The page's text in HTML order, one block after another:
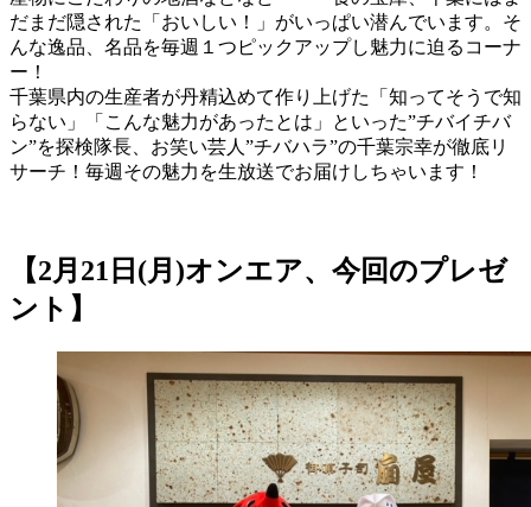
だまだ隠された「おいしい！」がいっぱい潜んでいます。そ
んな逸品、名品を毎週１つピックアップし魅力に迫るコーナ
ー！
千葉県内の生産者が丹精込めて作り上げた「知ってそうで知
らない」「こんな魅力があったとは」といった”チバイチバ
ン”を探検隊長、お笑い芸人”チバハラ”の千葉宗幸が徹底リ
サーチ！毎週その魅力を生放送でお届けしちゃいます！
【2月21日(月)オンエア、今回のプレゼ
ント】